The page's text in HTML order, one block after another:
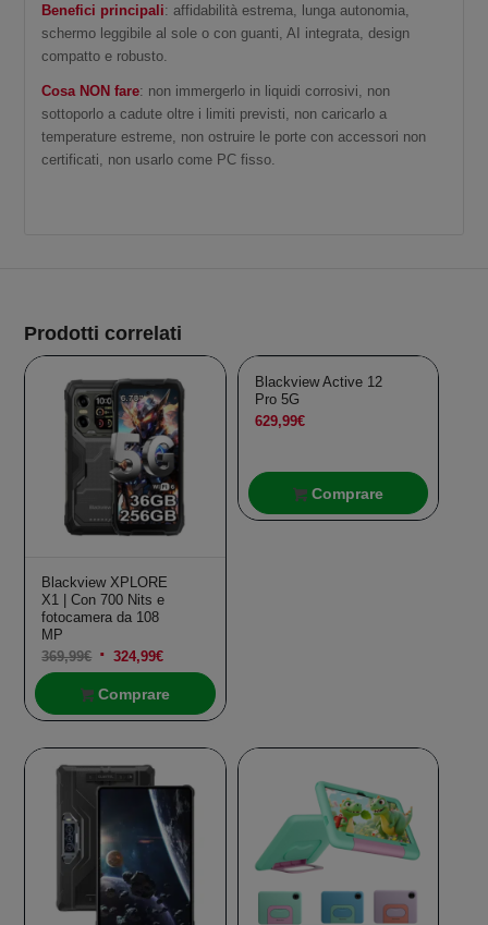
Benefici principali: affidabilità estrema, lunga autonomia,
schermo leggibile al sole o con guanti, AI integrata, design
compatto e robusto.
Cosa NON fare: non immergerlo in liquidi corrosivi, non
sottoporlo a cadute oltre i limiti previsti, non caricarlo a
temperature estreme, non ostruire le porte con accessori non
certificati, non usarlo come PC fisso.
Prodotti correlati
Blackview XPLORE
X1 | Con 700 Nits e
fotocamera da 108
MP
369,99€ Il
originale
324,99€Il
prezzo
attuale
In offerta!
Comprare
Blackview Active 12
Pro 5G
629,99€
Comprare
In offerta!